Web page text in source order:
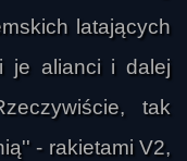
latających
je alianci i dalej
tak
- rakietami V2,